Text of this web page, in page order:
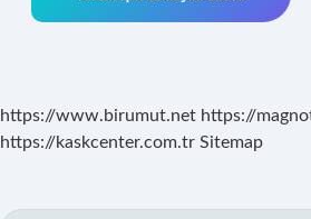
https://www.birumut.net https://
https://kaskcenter.com.tr Sitemap